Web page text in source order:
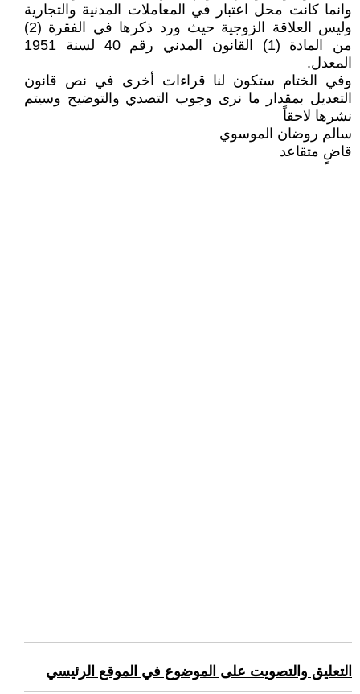
وانما كانت محل اعتبار في المعاملات المدنية والتجارية
وليس العلاقة الزوجية حيث ورد ذكرها في الفقرة (2)
من المادة (1) القانون المدني رقم 40 لسنة 1951
المعدل.
وفي الختام ستكون لنا قراءات أخرى في نص قانون
التعديل بمقدار ما نرى وجوب التصدي والتوضيح وسيتم
نشرها لاحقاً
سالم روضان الموسوي
قاضٍ متقاعد
التعليق والتصويت على الموضوع في الموقع الرئيسي